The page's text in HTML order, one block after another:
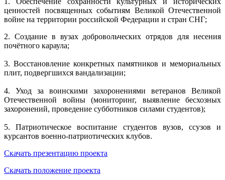
ценностей посвященных событиям Великой Отечественной
войне на территории российской Федерации и стран СНГ;
2. Создание в вузах добровольческих отрядов для несения
почётного караула;
3. Восстановление конкретных памятников и мемориальных
плит, подвергшихся вандализации;
4. Уход за воинскими захоронениями ветеранов Великой
Отечественной войны (мониторинг, выявление бесхозных
захоронений, проведение субботников силами студентов);
5. Патриотическое воспитание студентов вузов, ссузов и
курсантов военно-патриотических клубов.
Скачать презентацию проекта
Скачать положение проекта